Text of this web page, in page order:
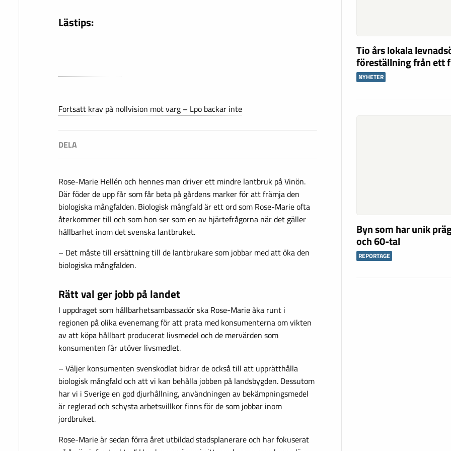
Lästips:
Fortsatt krav på nollvision mot varg – Lpo backar inte
Rose-Marie Hellén och hennes man driver ett mindre lantbruk på Vinön.
Där föder de upp får som får beta på gårdens marker för att främja den
biologiska mångfalden. Biologisk mångfald är ett ord som Rose-Marie ofta
återkommer till och som hon ser som en av hjärtefrågorna när det gäller
hållbarhet inom det svenska lantbruket.
– Det måste till ersättning till de lantbrukare som jobbar med att öka den
biologiska mångfalden.
Rätt val ger jobb på landet
I uppdraget som hållbarhetsambassadör ska Rose-Marie åka runt i
regionen på olika evenemang för att prata med konsumenterna om vikten
av att köpa hållbart producerat livsmedel och de mervärden som
konsumenten får utöver livsmedlet.
– Väljer konsumenten svenskodlat bidrar de också till att upprätthålla
biologisk mångfald och att vi kan behålla jobben på landsbygden. Dessutom
har vi i Sverige en god djurhållning, användningen av bekämpningsmedel
är reglerad och schysta arbetsvillkor finns för de som jobbar inom
jordbruket.
Rose-Marie är sedan förra året utbildad stadsplanerare och har fokuserat
Tio års lokala
föreställning från ett
NYHETER
Byn som har unik
och 60-tal
REPORTAGE